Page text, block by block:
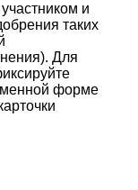
и
таких
Для
форме